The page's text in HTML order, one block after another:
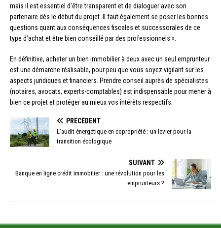
mais il est essentiel d’être transparent et de dialoguer avec son
partenaire dès le début du projet. Il faut également se poser les bonnes
questions quant aux conséquences fiscales et successorales de ce
type d’achat et être bien conseillé par des professionnels ».
En définitive, acheter un bien immobilier à deux avec un seul emprunteur
est une démarche réalisable, pour peu que vous soyez vigilant sur les
aspects juridiques et financiers. Prendre conseil auprès de spécialistes
(notaires, avocats, experts-comptables) est indispensable pour mener à
bien ce projet et protéger au mieux vos intérêts respectifs.
PRÉCÉDENT
L’audit énergétique en copropriété : un levier pour la
transition écologique
SUIVANT
Banque en ligne crédit immobilier : une révolution pour les
emprunteurs ?